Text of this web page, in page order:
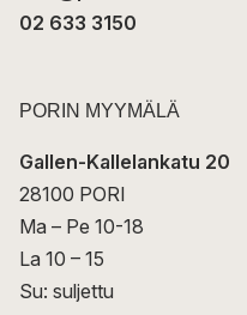
02 633 3150
PORIN MYYMÄLÄ
Gallen-Kallelankatu 20
28100 PORI
Ma – Pe 10-18
La 10 – 15
Su: suljettu